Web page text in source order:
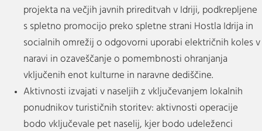
projekta na večjih javnih prireditvah v Idriji, podkrepljene
s spletno promocijo preko spletne strani Hostla Idrija in
socialnih omrežij o odgovorni uporabi električnih koles v
naravi in ozaveščanje o pomembnosti ohranjanja
vključenih enot kulturne in naravne dediščine.
Aktivnosti izvajati v naseljih z vključevanjem lokalnih
ponudnikov turističnih storitev: aktivnosti operacije
bodo vključevale pet naselij, kjer bodo udeleženci